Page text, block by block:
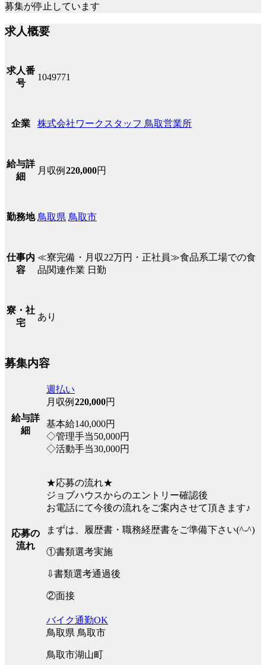
募集が停止しています
求人概要
求人番
号
1049771
企業 株式会社ワークスタッフ 鳥取営業所
給与詳
細
月収例 220,000円
勤務地 鳥取県 鳥取市
仕事内
容
≪寮完備・月収22万円・正社員≫食品系工場での食
品関連作業 日勤
寮・社
宅
あり
募集内容
給与詳
細
週払い
月収例 220,000円
基本給140,000円
◇管理手当50,000円
◇活動手当30,000円
応募の
流れ
★応募の流れ★
ジョブハウスからのエントリー確認後
お電話にて今後の流れをご案内させて頂きます♪
まずは、履歴書・職務経歴書をご準備下さい(^-^)
①書類選考実施
⇩書類選考通過後
②面接
バイク通勤OK
鳥取県 鳥取市
鳥取市湖山町